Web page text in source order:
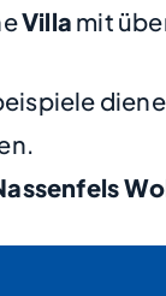
Villa mit